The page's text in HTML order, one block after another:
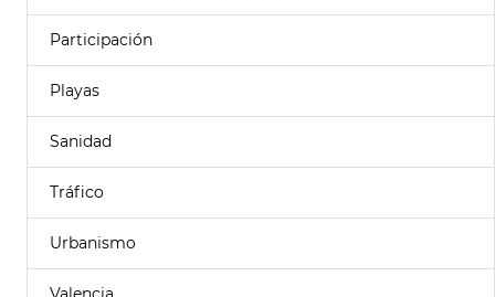
Participación
Playas
Sanidad
Tráfico
Urbanismo